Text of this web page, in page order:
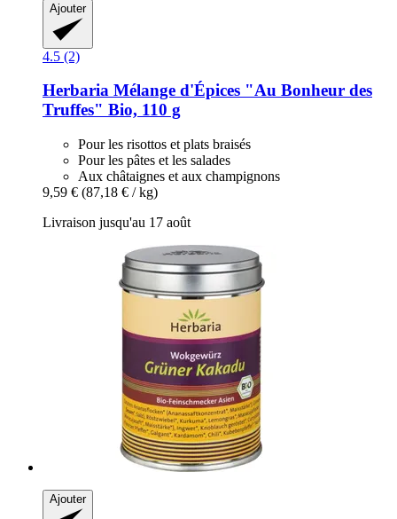
Ajouter
4.5 (2)
Herbaria Mélange d'Épices "Au Bonheur des
Truffes" Bio, 110 g
Pour les risottos et plats braisés
Pour les pâtes et les salades
Aux châtaignes et aux champignons
9,59 € (87,18 € / kg)
Livraison jusqu'au 17 août
Ajouter